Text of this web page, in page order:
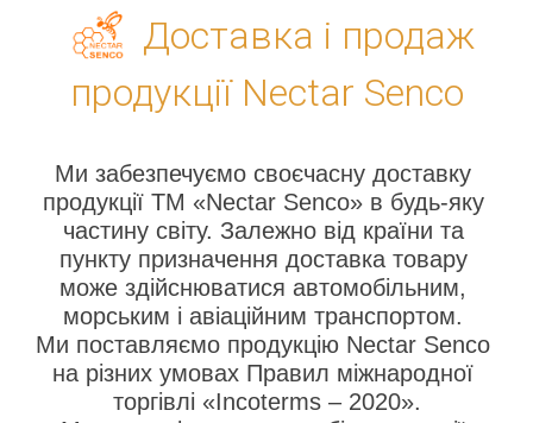
Доставка і продаж
продукції Nectar Senco
Ми забезпечуємо своєчасну доставку
продукції ТМ «Nectar Senco» в будь-яку
частину світу. Залежно від країни та
пункту призначення доставка товару
може здійснюватися автомобільним,
морським і авіаційним транспортом.
Ми поставляємо продукцію Nectar Senco
на різних умовах Правил міжнародної
торгівлі «Incoterms – 2020».